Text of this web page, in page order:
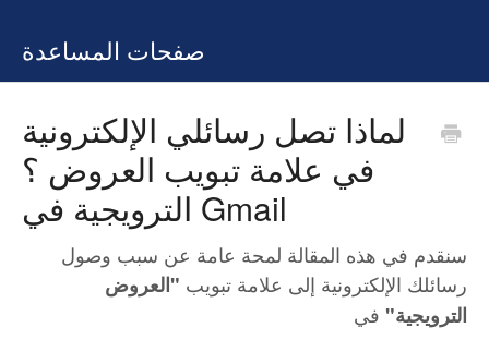
صفحات المساعدة
لماذا تصل رسائلي الإلكترونية
في علامة تبويب العروض ؟
الترويجية في Gmail
سنقدم في هذه المقالة لمحة عامة عن سبب وصول
رسائلك الإلكترونية إلى علامة تبويب "العروض
الترويجية" في